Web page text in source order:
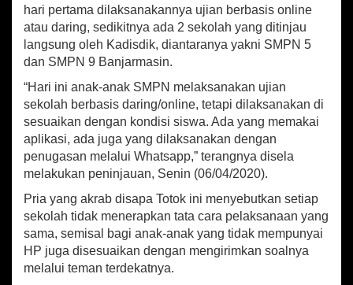
a
r
m
a
i
n
D
i
g
e
l
r
O
n
l
i
hari pertama dilaksanakannya ujian berbasis online
atau daring, sedikitnya ada 2 sekolah yang ditinjau
langsung oleh Kadisdik, diantaranya yakni SMPN 5
dan SMPN 9 Banjarmasin.
“Hari ini anak-anak SMPN melaksanakan ujian
sekolah berbasis daring/online, tetapi dilaksanakan di
sesuaikan dengan kondisi siswa. Ada yang memakai
aplikasi, ada juga yang dilaksanakan dengan
penugasan melalui Whatsapp,” terangnya disela
melakukan peninjauan, Senin (06/04/2020).
Pria yang akrab disapa Totok ini menyebutkan setiap
sekolah tidak menerapkan tata cara pelaksanaan yang
sama, semisal bagi anak-anak yang tidak mempunyai
HP juga disesuaikan dengan mengirimkan soalnya
melalui teman terdekatnya.